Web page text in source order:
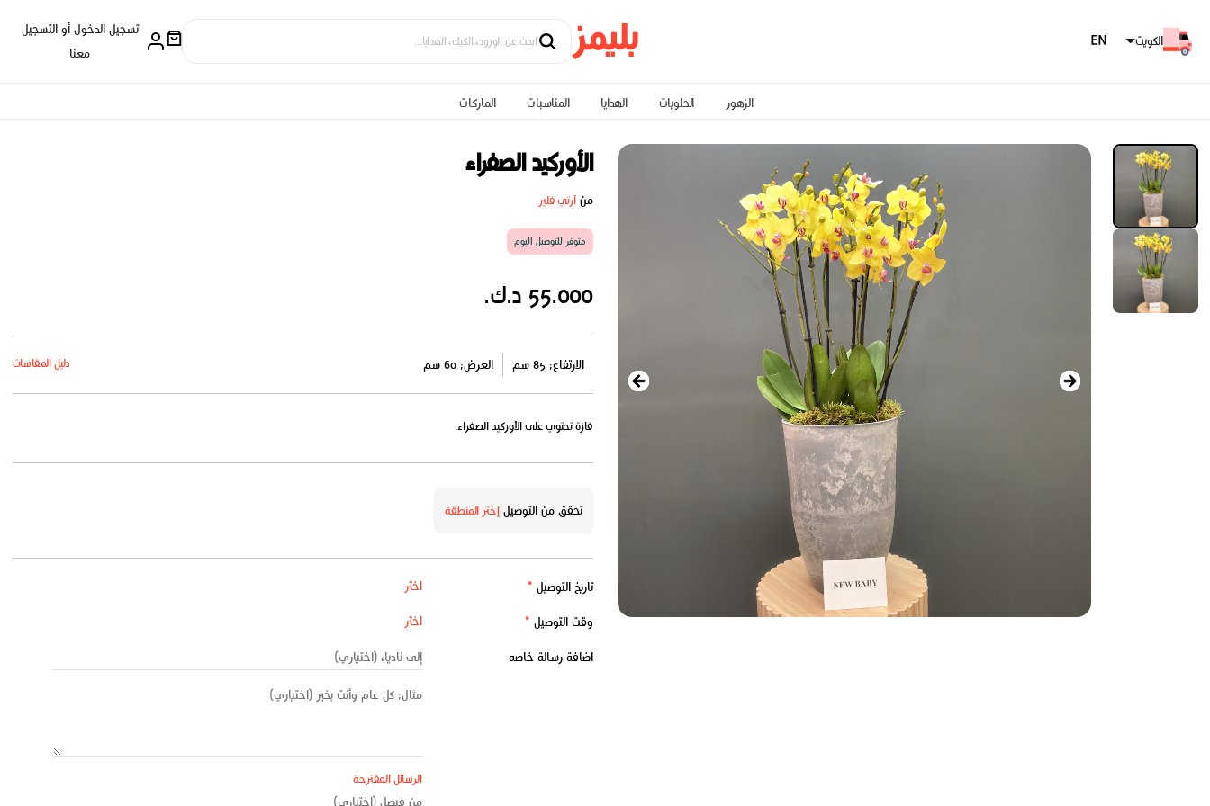
الكويت
تسجيل الدخول أو التسجيل
معنا
الزهور الحلويات الهدايا المناسبات الماركات
الأوركيد الصفراء
منآرتي فلير
متوفر للتوصيل اليوم
55.000 د.ك.
الارتفاع: 85 سم العرض: 60 سم دليل المقاسات
فازة تحتوي على الأوركيد الصفراء.
تحقق من التوصيلإختر المنطقة
تاريخ التوصيل *
وقت التوصيل *
اضافة رسالة خاصه
الرسائل المقترحة